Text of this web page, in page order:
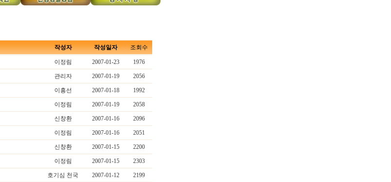
작성자 작성일자 조회수
이정림 2007-01-23 1976
관리자 2007-01-19 2056
이흥선 2007-01-18 1992
이정림 2007-01-19 2058
신창환 2007-01-16 2096
이정림 2007-01-16 2051
신창환 2007-01-15 2200
이정림 2007-01-15 2303
호기심 천국 2007-01-12 2199